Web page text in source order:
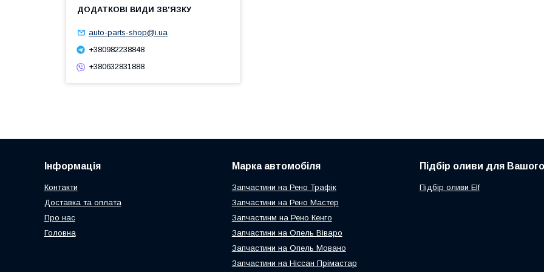
auto-parts-shop@i.ua
+380982238848
+380632831888
Інформація
Контакти
Доставка та оплата
Про нас
Головна
Марка автомобіля
Запчастини на Рено Трафік
Запчастини на Рено Мастер
Запчастинм на Рено Кенго
Запчастини на Опель Віваро
Запчастини на Опель Мовано
Запчастини на Ніссан Прімастар
Підбір оливи для
Підбір оливи Elf